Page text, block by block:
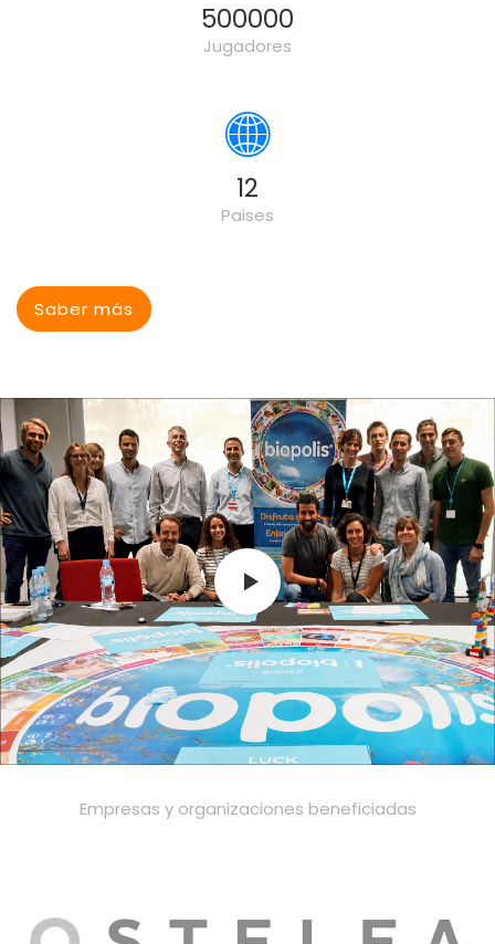
500000
Jugadores
16
Paises
Saber más
Empresas y organizaciones beneficiadas